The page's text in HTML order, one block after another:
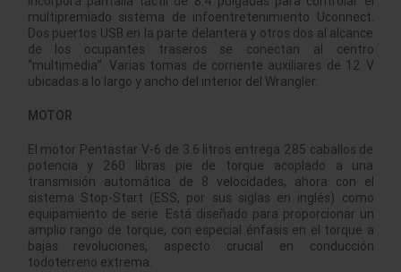
multipremiado sistema de infoentretenimiento Uconnect.
Dos puertos USB en la parte delantera y otros dos al alcance
de los ocupantes traseros se conectan al centro
“multimedia”. Varias tomas de corriente auxiliares de 12 V
ubicadas a lo largo y ancho del interior del Wrangler.
MOTOR
El motor Pentastar V-6 de 3.6 litros entrega 285 caballos de
potencia y 260 libras pie de torque acoplado a una
transmisión automática de 8 velocidades, ahora con el
sistema Stop-Start (ESS, por sus siglas en inglés) como
equipamiento de serie. Está diseñado para proporcionar un
amplio rango de torque, con especial énfasis en el torque a
bajas revoluciones, aspecto crucial en conducción
todoterreno extrema.